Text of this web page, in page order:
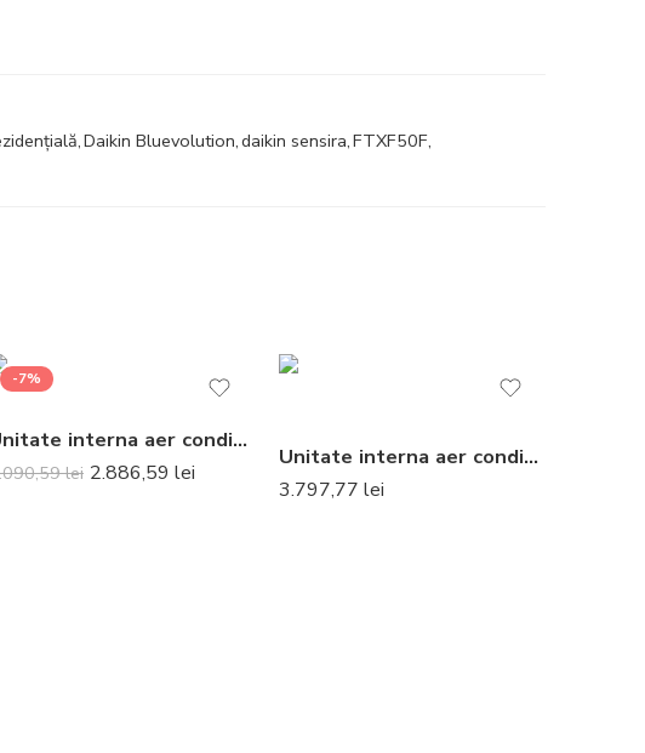
,Daikin Bluevolution,daikin sensira,FTXF50F,
-7%
Unitate interna aer conditionat tip duct Mitsubishi Electric SEZ-KD25VAL 9000 BTU
lei 2.886,59 lei
Unitate interna aer conditionat tip split de perete Daikin Stylish Bluevolution FTXA50CW 18000 BTU White
3.797,77 lei